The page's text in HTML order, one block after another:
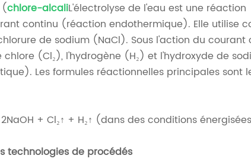
(chlore-alcaliL'électrolyse de l'eau est une réaction
continu (réaction endothermique). Elle utilise
de sodium (NaCl). Sous l'action du courant
(Cl₂), l'hydrogène (H₂) et l'hydroxyde de
Les formules réactionnelles principales sont
+ Cl₂↑ + H₂↑ (dans des conditions
technologies de procédés